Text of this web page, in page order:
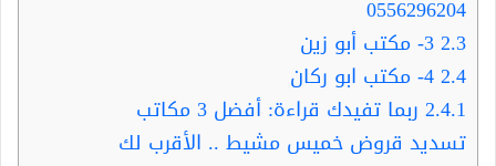
0556296204
2.3
2.4
2.4.1
ربما تفيدك قراءة: أفضل 3 مكاتب
تسديد قروض خميس مشيط .. الأقرب لك